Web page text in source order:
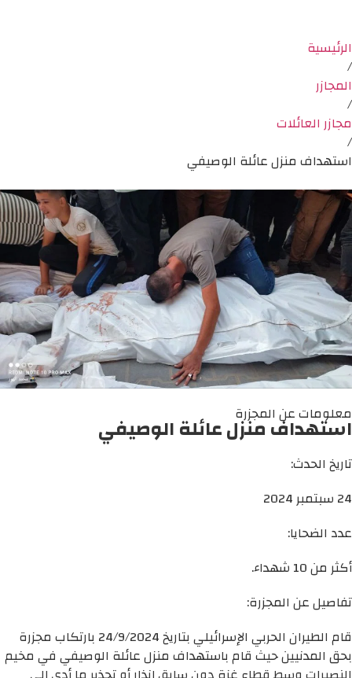
الرئيسية
/
المجازر
/
مجازر العائلات
/
استهداف منزل عائلة الوصيفي
معلومات عن المجزرة
استهداف منزل عائلة الوصيفي
تاريخ الحدث:
24 سبتمبر 2024
عدد الضحايا:
أكثر من 10 شهداء.
تفاصيل عن المجزرة:
قام الطيران الحربي الإسرائيلي بتاريخ 24/9/2024 بارتكاب مجزرة
بحق المدنيين حيث قام باستهداف منزل عائلة الوصيفي في مخيم